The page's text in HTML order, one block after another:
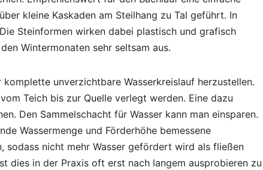
kleine Kaskaden am Steilhang zu Tal geführt. In
Steinformen wirken dabei plastisch und grafisch
Wintermonaten sehr seltsam aus.
unverzichtbare Wasserkreislauf herzustellen.
Teich bis zur Quelle verlegt werden. Eine dazu
Den Sammelschacht für Wasser kann man einsparen.
Wassermenge und Förderhöhe bemessene
sodass nicht mehr Wasser gefördert wird als fließen
dies in der Praxis oft erst nach langem ausprobieren zu